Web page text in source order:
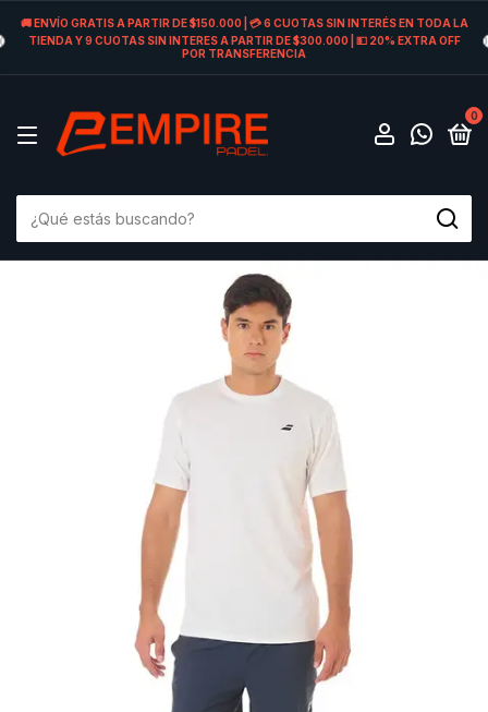
🚚 ENVÍO GRATIS A PARTIR DE $150.000 | 💳 6 CUOTAS SIN INTERÉS EN TODA LA
TIENDA Y 9 CUOTAS SIN INTERES A PARTIR DE $300.000 | 💵 20% EXTRA OFF
POR TRANSFERENCIA
0